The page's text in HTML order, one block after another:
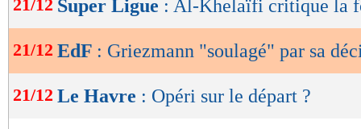
de
OK
21/12 Super Ligue : Al-Khelaïfi critique la
21/12 EdF : Griezmann "soulagé" par sa
21/12 Le Havre : Opéri sur le départ ?